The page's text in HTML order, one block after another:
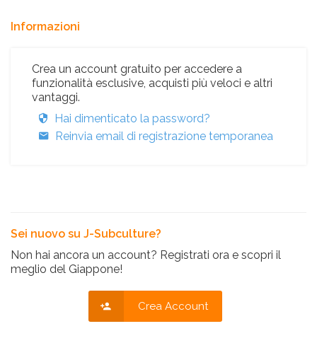
Informazioni
Crea un account gratuito per accedere a
funzionalità esclusive, acquisti più veloci e altri
vantaggi.
Hai dimenticato la password?
Reinvia email di registrazione temporanea
Sei nuovo su J-Subculture?
Non hai ancora un account? Registrati ora e scopri il
meglio del Giappone!
Crea Account